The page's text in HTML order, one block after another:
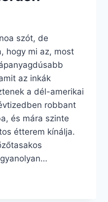
szót, de
hogy mi az, most
az inkák
a dél-amerikai
robbant
és mára szinte
étterem kínálja.